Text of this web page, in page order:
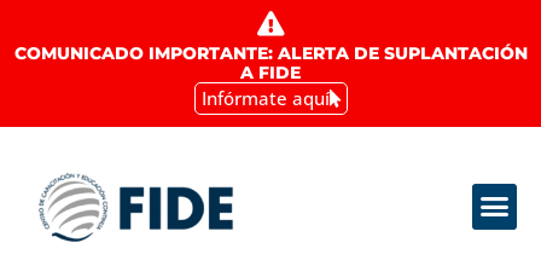
COMUNICADO IMPORTANTE: ALERTA DE SUPLANTACIÓN
A FIDE
Infórmate aquí